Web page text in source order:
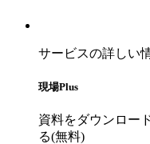
サービスの詳しい
現場Plus
資料をダウンロー
る(無料)